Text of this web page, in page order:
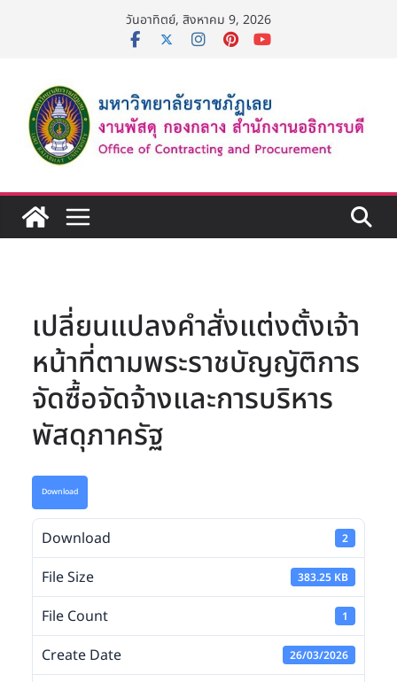
วันอาทิตย์, สิงหาคม 9, 2026
เปลี่ยนแปลงคำสั่งแต่งตั้งเจ้า
หน้าที่ตามพระราชบัญญัติการ
จัดซื้อจัดจ้างและการบริหาร
พัสดุภาครัฐ
Download
Download 2
File Size 383.25 KB
File Count 1
Create Date 26/03/2026